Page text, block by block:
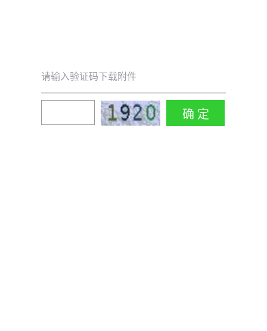
请输入验证码下载附件